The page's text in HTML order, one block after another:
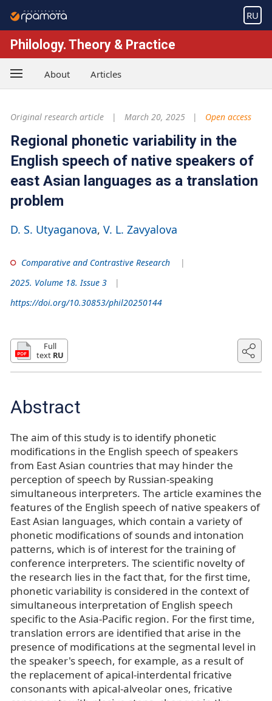
RU
Philology. Theory & Practice
About Articles
Original research article March 20, 2025 Open access
Regional phonetic variability in the
English speech of native speakers of
east Asian languages as a translation
problem
D. S. Utyaganova V. L. Zavyalova
Comparative and Contrastive Research
2025. Volume 18. Issue 3
https://doi.org/10.30853/phil20250144
Full
text RU
Abstract
The aim of this study is to identify phonetic
modifications in the English speech of speakers
from East Asian countries that may hinder the
perception of speech by Russian-speaking
simultaneous interpreters. The article examines the
features of the English speech of native speakers of
East Asian languages, which contain a variety of
phonetic modifications of sounds and intonation
patterns, which is of interest for the training of
conference interpreters. The scientific novelty of
the research lies in the fact that, for the first time,
phonetic variability is considered in the context of
simultaneous interpretation of English speech
specific to the Asia-Pacific region. For the first time,
translation errors are identified that arise in the
presence of modifications at the segmental level in
the speaker's speech, for example, as a result of
the replacement of apical-interdental fricative
consonants with apical-alveolar ones, fricative